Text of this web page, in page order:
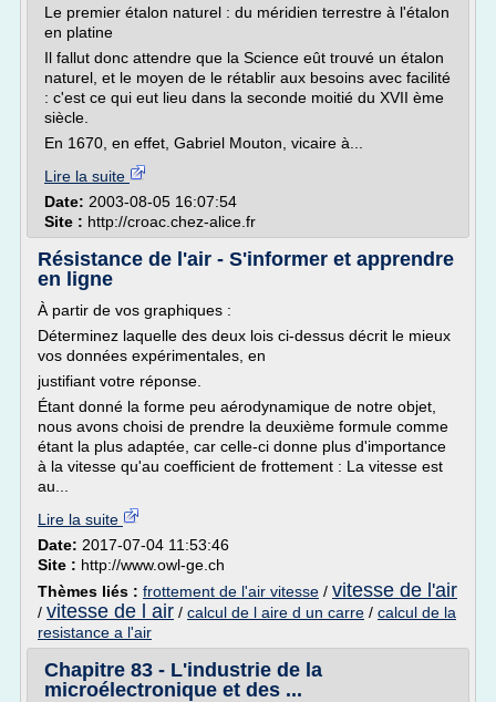
Le premier étalon naturel : du méridien terrestre à l'étalon
en platine
Il fallut donc attendre que la Science eût trouvé un étalon
naturel, et le moyen de le rétablir aux besoins avec facilité
: c'est ce qui eut lieu dans la seconde moitié du XVII ème
siècle.
En 1670, en effet, Gabriel Mouton, vicaire à...
Lire la suite
Date: 2003-08-05 16:07:54
Site : http://croac.chez-alice.fr
Résistance de l'air - S'informer et apprendre
en ligne
À partir de vos graphiques :
Déterminez laquelle des deux lois ci-dessus décrit le mieux
vos données expérimentales, en
justifiant votre réponse.
Étant donné la forme peu aérodynamique de notre objet,
nous avons choisi de prendre la deuxième formule comme
étant la plus adaptée, car celle-ci donne plus d'importance
à la vitesse qu'au coefficient de frottement : La vitesse est
au...
Lire la suite
Date: 2017-07-04 11:53:46
Site : http://www.owl-ge.ch
Thèmes liés : frottement de l'air vitesse / vitesse de l'air
/ vitesse de l air / calcul de l aire d un carre / calcul de la
resistance a l'air
Chapitre 83 - L'industrie de la
microélectronique et des ...